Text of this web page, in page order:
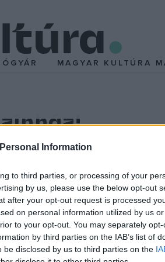
Information
to third parties, or processing of your
by us, please use the below opt-out
after your opt-out request is processed
on personal information utilized by us
to your opt-out. You may separately
by third parties on the IAB’s list of
disclosed by us to third parties on the
MAGYAR KULTÚRA
órától egészen az előadás
Limbacher Tivadar elmondta:
alig 90 ezer jegy talált
minute jegyeket tíz éve, 2011.
. A last minute szolgáltatás